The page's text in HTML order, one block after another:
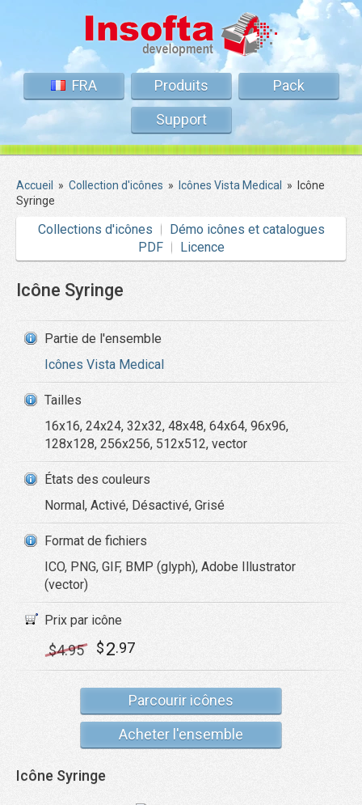
FRA Produits
Pack
Support
Accueil » Collection d'icônes » Icônes Vista Medical »
Icône
Syringe
Collections d'icônes
Démo icônes et catalogues
PDF
Licence
Icône Syringe
Partie de l'ensemble
Icônes Vista Medical
Tailles
16x16, 24x24, 32x32, 48x48, 64x64, 96x96,
128x128, 256x256, 512x512, vector
États des couleurs
Normal, Activé, Désactivé, Grisé
Format de fichiers
ICO, PNG, GIF, BMP (glyph), Adobe Illustrator
(vector)
Prix par icône
$4.95 $2.97
Parcourir icônes
Acheter l'ensemble
Icône Syringe